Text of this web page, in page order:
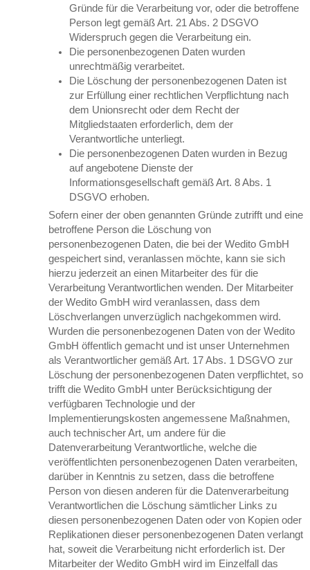
Gründe für die Verarbeitung vor, oder die betroffene
Person legt gemäß Art. 21 Abs. 2 DSGVO
Widerspruch gegen die Verarbeitung ein.
Die personenbezogenen Daten wurden
unrechtmäßig verarbeitet.
Die Löschung der personenbezogenen Daten ist
zur Erfüllung einer rechtlichen Verpflichtung nach
dem Unionsrecht oder dem Recht der
Mitgliedstaaten erforderlich, dem der
Verantwortliche unterliegt.
Die personenbezogenen Daten wurden in Bezug
auf angebotene Dienste der
Informationsgesellschaft gemäß Art. 8 Abs. 1
DSGVO erhoben.
Sofern einer der oben genannten Gründe zutrifft und eine
betroffene Person die Löschung von
personenbezogenen Daten, die bei der Wedito GmbH
gespeichert sind, veranlassen möchte, kann sie sich
hierzu jederzeit an einen Mitarbeiter des für die
Verarbeitung Verantwortlichen wenden. Der Mitarbeiter
der Wedito GmbH wird veranlassen, dass dem
Löschverlangen unverzüglich nachgekommen wird.
Wurden die personenbezogenen Daten von der Wedito
GmbH öffentlich gemacht und ist unser Unternehmen
als Verantwortlicher gemäß Art. 17 Abs. 1 DSGVO zur
Löschung der personenbezogenen Daten verpflichtet, so
trifft die Wedito GmbH unter Berücksichtigung der
verfügbaren Technologie und der
Implementierungskosten angemessene Maßnahmen,
auch technischer Art, um andere für die
Datenverarbeitung Verantwortliche, welche die
veröffentlichten personenbezogenen Daten verarbeiten,
darüber in Kenntnis zu setzen, dass die betroffene
Person von diesen anderen für die Datenverarbeitung
Verantwortlichen die Löschung sämtlicher Links zu
diesen personenbezogenen Daten oder von Kopien oder
Replikationen dieser personenbezogenen Daten verlangt
hat, soweit die Verarbeitung nicht erforderlich ist. Der
Mitarbeiter der Wedito GmbH wird im Einzelfall das